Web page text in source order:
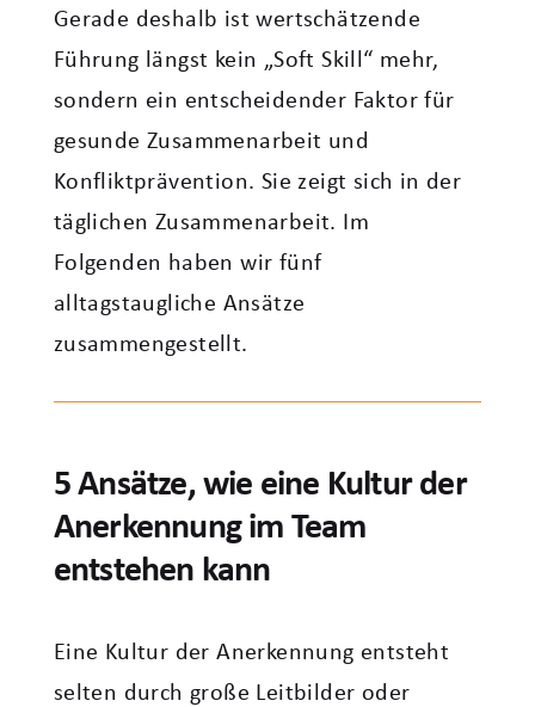
Gerade deshalb ist wertschätzende
Führung längst kein „Soft Skill“ mehr,
sondern ein entscheidender Faktor für
gesunde Zusammenarbeit und
Konfliktprävention. Sie zeigt sich in der
täglichen Zusammenarbeit. Im
Folgenden haben wir fünf
alltagstaugliche Ansätze
zusammengestellt.
5 Ansätze, wie eine Kultur der
Anerkennung im Team
entstehen kann
Eine Kultur der Anerkennung entsteht
selten durch große Leitbilder oder